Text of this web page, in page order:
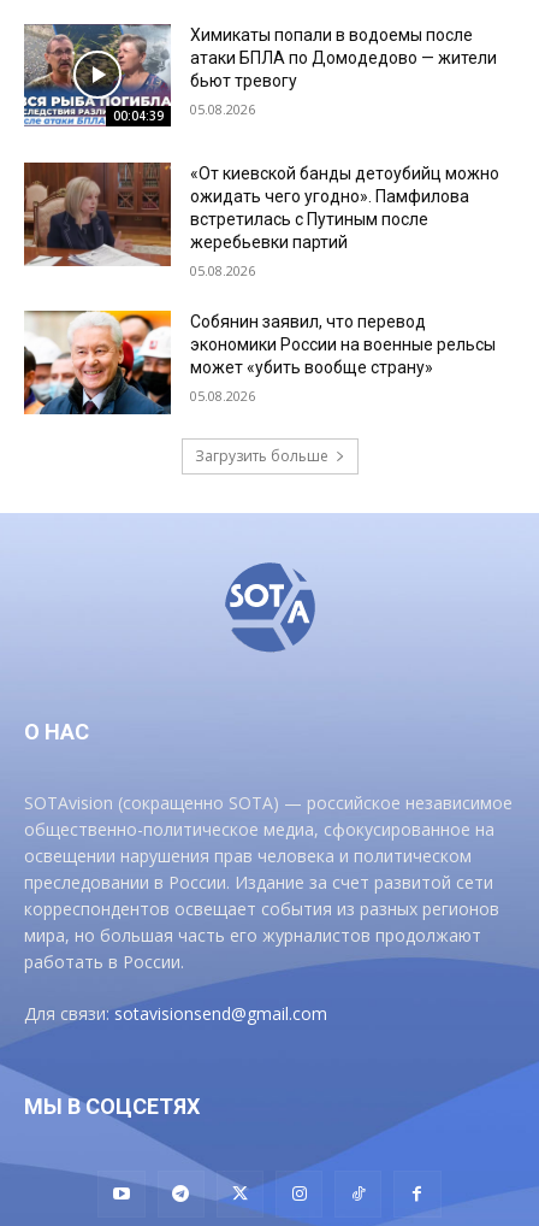
00:04:39
Химикаты попали в водоемы после
атаки БПЛА по Домодедово — жители
бьют тревогу
05.08.2026
«От киевской банды детоубийц можно
ожидать чего угодно». Памфилова
встретилась с Путиным после
жеребьевки партий
05.08.2026
Собянин заявил, что перевод
экономики России на военные рельсы
может «убить вообще страну»
05.08.2026
Загрузить больше
О НАС
SOTAvision (сокращенно SOTA) — российское независимое
общественно-политическое медиа, сфокусированное на
освещении нарушения прав человека и политическом
преследовании в России. Издание за счет развитой сети
корреспондентов освещает события из разных регионов
мира, но большая часть его журналистов продолжают
работать в России.
Для связи:sotavisionsend@gmail.com
МЫ В СОЦСЕТЯХ